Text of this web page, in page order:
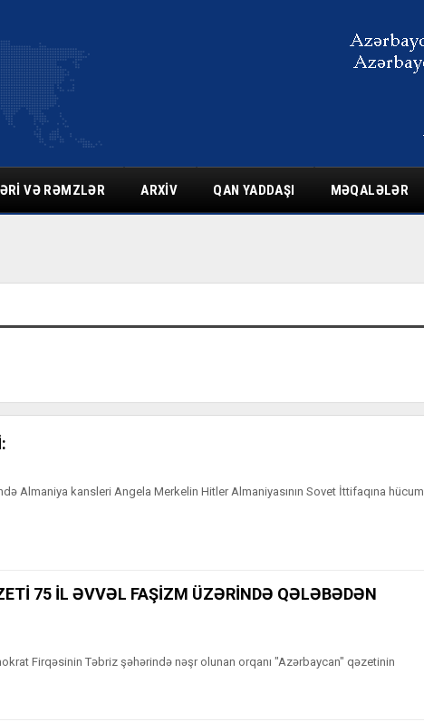
VƏ RƏMZLƏR ARXIV QAN YADDAŞI MƏQALƏLƏR
Almaniya kansleri Angela Merkelin Hitler Almaniyasının Sovet İttifaqına hücum
75 İL ƏVVƏL FAŞİZM ÜZƏRİNDƏ QƏLƏBƏDƏN
Firqəsinin Təbriz şəhərində nəşr olunan orqanı "Azərbaycan" qəzetinin